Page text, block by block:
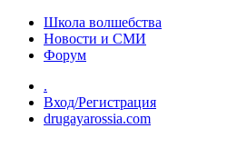
Перейти к основному содержанию
Школа волшебства
Новости и СМИ
Форум
.
Вход/Регистрация
drugayarossia.com